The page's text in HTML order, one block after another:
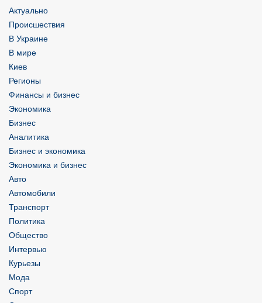
Актуально
Происшествия
В Украине
В мире
Киев
Регионы
Финансы и бизнес
Экономика
Бизнес
Аналитика
Бизнес и экономика
Экономика и бизнес
Авто
Автомобили
Транспорт
Политика
Общество
Интервью
Курьезы
Мода
Спорт